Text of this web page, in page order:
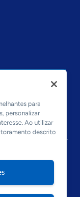
para
personalizar
Ao utilizar
descrito